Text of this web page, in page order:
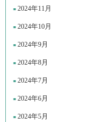
2024年11月
2024年10月
2024年9月
2024年8月
2024年7月
2024年6月
2024年5月